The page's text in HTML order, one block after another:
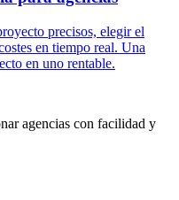
precisos, elegir el
en tiempo real. Una
en uno rentable.
agencias con facilidad y